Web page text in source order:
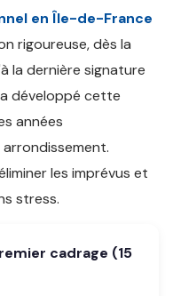
en Île-de-France
rigoureuse, dès la
la dernière signature
développé cette
années
les imprévus et
stress.
cadrage (15